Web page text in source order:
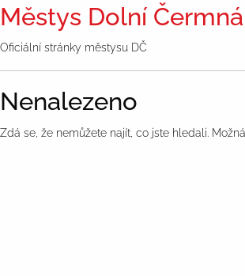
Městys Dolní Čermná
Oficiální stránky městysu DČ
Nenalezeno
Zdá se, že nemůžete najít, co jste hledali.